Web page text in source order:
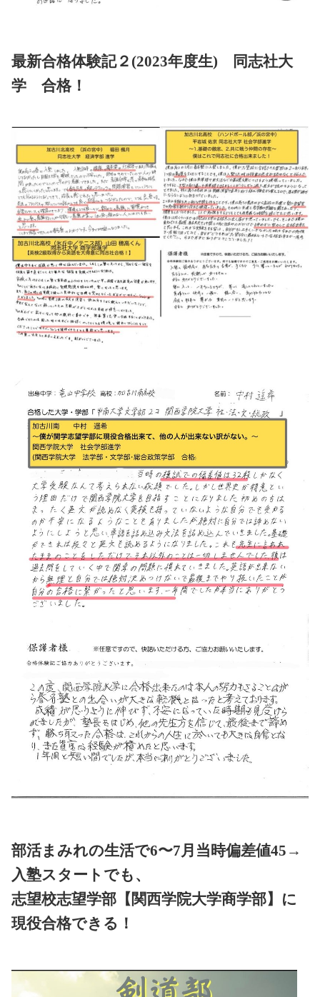
最新合格体験記２(2023年度生) 同志社大
学 合格！
部活まみれの生活で6〜7月当時偏差値45→
入塾スタートでも、
志望校志望学部【関西学院大学商学部】に
現役合格できる！